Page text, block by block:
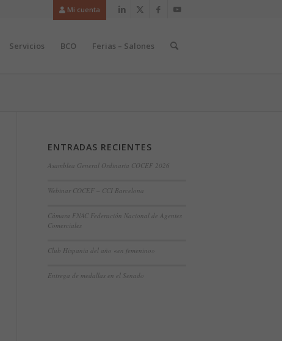
Mi cuenta
Servicios BCO Ferias – Salones
ENTRADAS RECIENTES
Asamblea General Ordinaria COCEF 2026
Webinar COCEF – CCI Barcelona
Cámara FNAC Federación Nacional de Agentes
Comerciales
Club Hispania del año «en femenino»
Entrega de medallas en el Senado